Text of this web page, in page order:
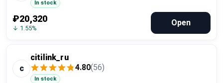
In stock
₽20,320
↓ 1.55%
Open
c
citilink_ru
4.80(56)
In stock